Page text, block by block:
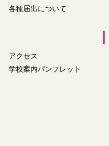
各種届出について
アクセス
学校案内パンフレット